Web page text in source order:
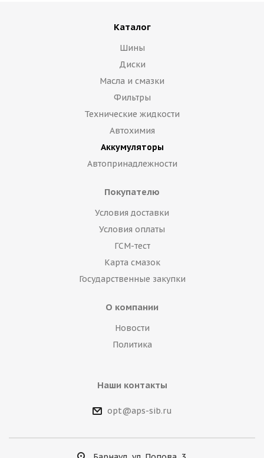
Каталог
Шины
Диски
Масла и смазки
Фильтры
Технические жидкости
Автохимия
Аккумуляторы
Автопринадлежности
Покупателю
Условия доставки
Условия оплаты
ГСМ-тест
Карта смазок
Государственные закупки
О компании
Новости
Политика
Наши контакты
opt@aps-sib.ru